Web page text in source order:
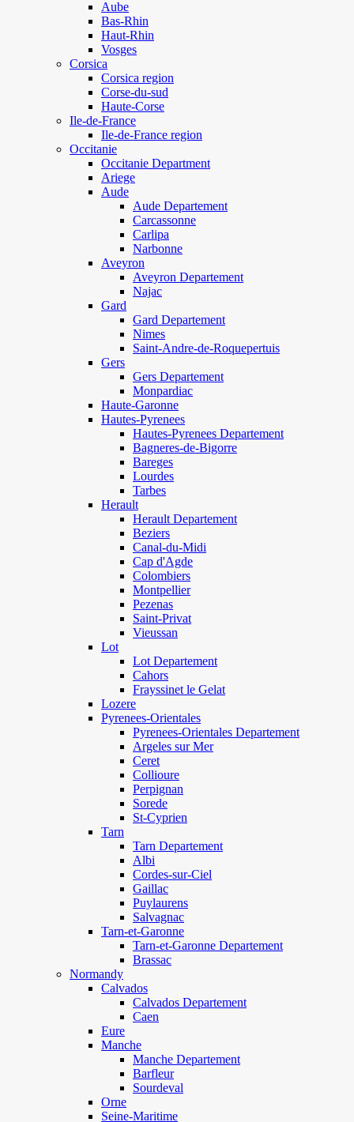
Aube
Bas-Rhin
Haut-Rhin
Vosges
Corsica
Corsica region
Corse-du-sud
Haute-Corse
Ile-de-France
Ile-de-France region
Occitanie
Occitanie Department
Ariege
Aude
Aude Departement
Carcassonne
Carlipa
Narbonne
Aveyron
Aveyron Departement
Najac
Gard
Gard Departement
Nimes
Saint-Andre-de-Roquepertuis
Gers
Gers Departement
Monpardiac
Haute-Garonne
Hautes-Pyrenees
Hautes-Pyrenees Departement
Bagneres-de-Bigorre
Bareges
Lourdes
Tarbes
Herault
Herault Departement
Beziers
Canal-du-Midi
Cap d'Agde
Colombiers
Montpellier
Pezenas
Saint-Privat
Vieussan
Lot
Lot Departement
Cahors
Frayssinet le Gelat
Lozere
Pyrenees-Orientales
Pyrenees-Orientales Departement
Argeles sur Mer
Ceret
Collioure
Perpignan
Sorede
St-Cyprien
Tarn
Tarn Departement
Albi
Cordes-sur-Ciel
Gaillac
Puylaurens
Salvagnac
Tarn-et-Garonne
Tarn-et-Garonne Departement
Brassac
Normandy
Calvados
Calvados Departement
Caen
Eure
Manche
Manche Departement
Barfleur
Sourdeval
Orne
Seine-Maritime